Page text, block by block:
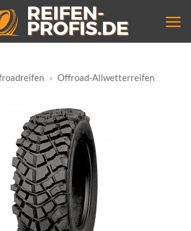
» Offroad-Allwetterreifen